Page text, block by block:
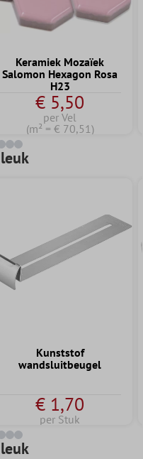
Keramiek Mozaïek
Salomon Hexagon Rosa
H23
€ 5,50
per Vel
(m² = € 70,51)
Kunststof
wandsluitbeugel
€ 1,70
per Stuk